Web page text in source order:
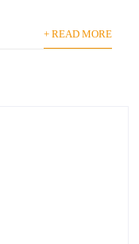
+ READ MORE